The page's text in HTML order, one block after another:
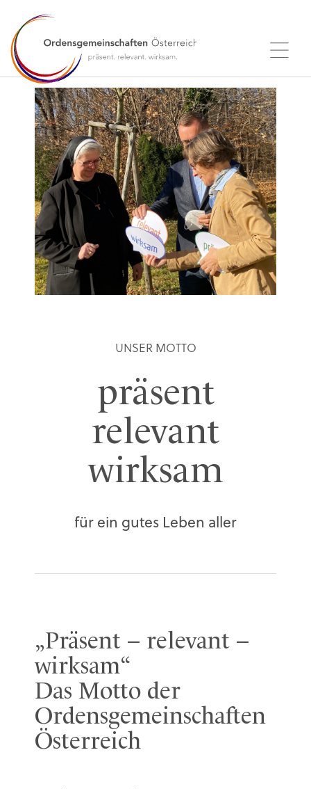
UNSER MOTTO
präsent
relevant
wirksam
für ein gutes Leben aller
„Präsent – relevant –
wirksam“
Das Motto der
Ordensgemeinschaften
Österreich